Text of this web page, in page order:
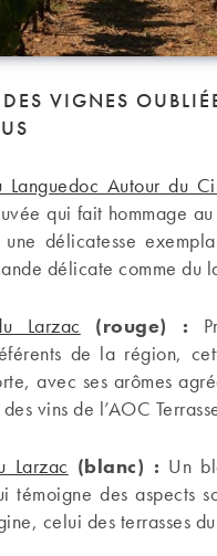
VIGNES
Languedoc Autour du
qui fait hommage
délicatesse
délicate comme du
Larzac (rouge) :
de la région,
avec ses arômes
vins de l’AOC
Larzac (blanc) : Un
témoigne des aspects
celui des terrasses